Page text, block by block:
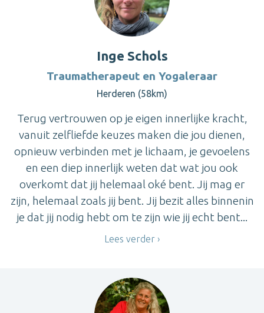
Inge Schols
Traumatherapeut en Yogaleraar
Herderen (58km)
Terug vertrouwen op je eigen innerlijke kracht,
vanuit zelfliefde keuzes maken die jou dienen,
opnieuw verbinden met je lichaam, je gevoelens
en een diep innerlijk weten dat wat jou ook
overkomt dat jij helemaal oké bent. Jij mag er
zijn, helemaal zoals jij bent. Jij bezit alles binnenin
je dat jij nodig hebt om te zijn wie jij echt bent...
Lees verder